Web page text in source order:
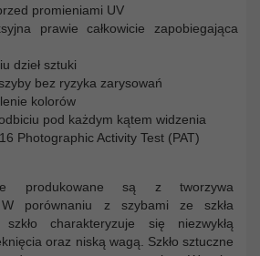
promieniami UV
prawie całkowicie zapobiegająca
dzieł sztuki
bez ryzyka zarysowań
kolorów
pod każdym kątem widzenia
Photographic Activity Test (PAT)
produkowane są z tworzywa
W porównaniu z szybami ze szkła
szkło charakteryzuje się niezwykłą
oraz niską wagą. Szkło sztuczne